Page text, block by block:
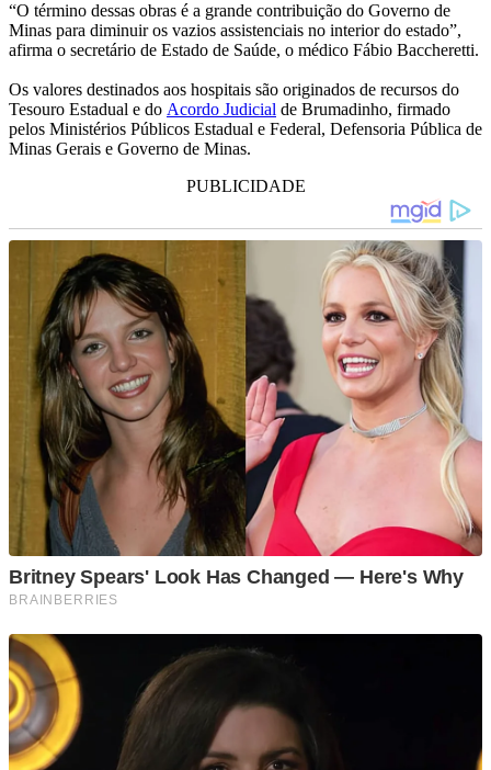
“O término dessas obras é a grande contribuição do Governo de
Minas para diminuir os vazios assistenciais no interior do estado”,
afirma o secretário de Estado de Saúde, o médico Fábio Baccheretti.
Os valores destinados aos hospitais são originados de recursos do
Tesouro Estadual e do Acordo Judicial de Brumadinho, firmado
pelos Ministérios Públicos Estadual e Federal, Defensoria Pública de
Minas Gerais e Governo de Minas.
PUBLICIDADE